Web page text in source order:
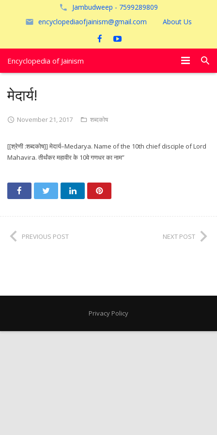
Jambudweep - 7599289809
encyclopediaofjainism@gmail.com
About Us
Encyclopedia of Jainism
अयोध्या
मेदार्य!
November 21, 2017 शब्दकोष
[[श्रेणी :शब्दकोष]] मेदार्य–Medarya. Name of the 10th chief disciple of Lord
Mahavira. तीर्थंकर महावीर के 10वे गणधर का नाम”
PREVIOUS POST NEXT POST
Privacy Policy